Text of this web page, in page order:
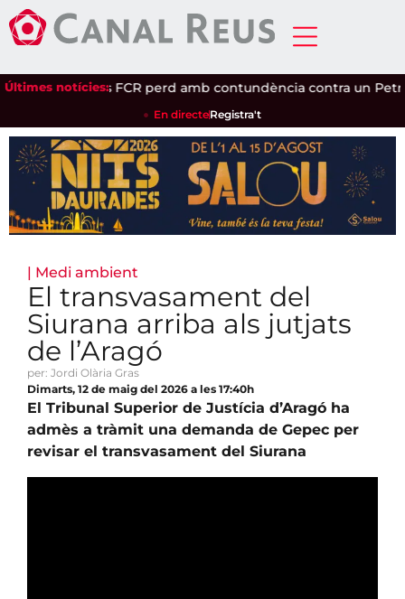
Últimes notícies:
|El Reus FCR perd amb contundència contra un Petro
En directeRegistra't
| Medi ambient
El transvasament del
Siurana arriba als jutjats
de l’Aragó
per: Jordi Olària Gras
Dimarts, 12 de maig del 2026 a les 17:40h
El Tribunal Superior de Justícia d’Aragó ha
admès a tràmit una demanda de Gepec per
revisar el transvasament del Siurana